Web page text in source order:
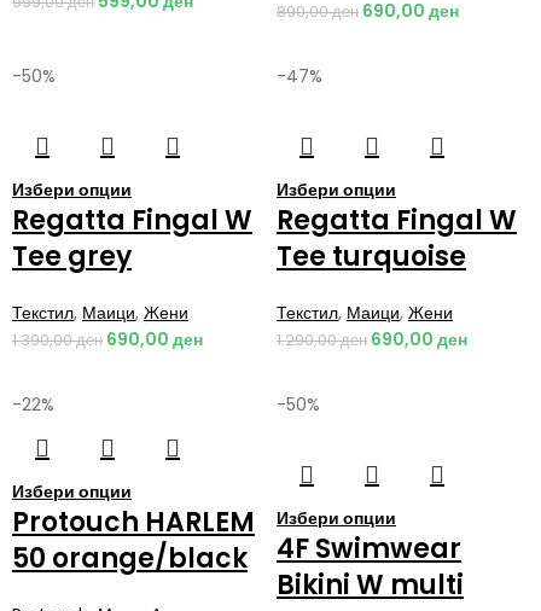
890,00ден 690,00 ден
-50%
Избери опции
Regatta Fingal W
Tee grey
Текстил, Маици, Жени
1.390,00ден 690,00 ден
-47%
Избери опции
Regatta Fingal W
Tee turquoise
Текстил, Маици, Жени
1.290,00ден 690,00 ден
-22%
Избери опции
Protouch HARLEM
50 orange/black
-50%
Избери опции
4F Swimwear
Bikini W multi